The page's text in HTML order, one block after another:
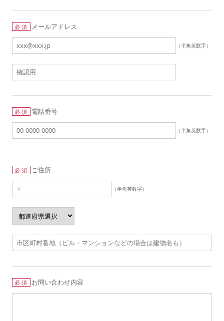
必須 メールアドレス
（半角英数字）
必須 電話番号
（半角英数字）
必須 ご住所
（半角英数字）
必須 お問い合わせ内容